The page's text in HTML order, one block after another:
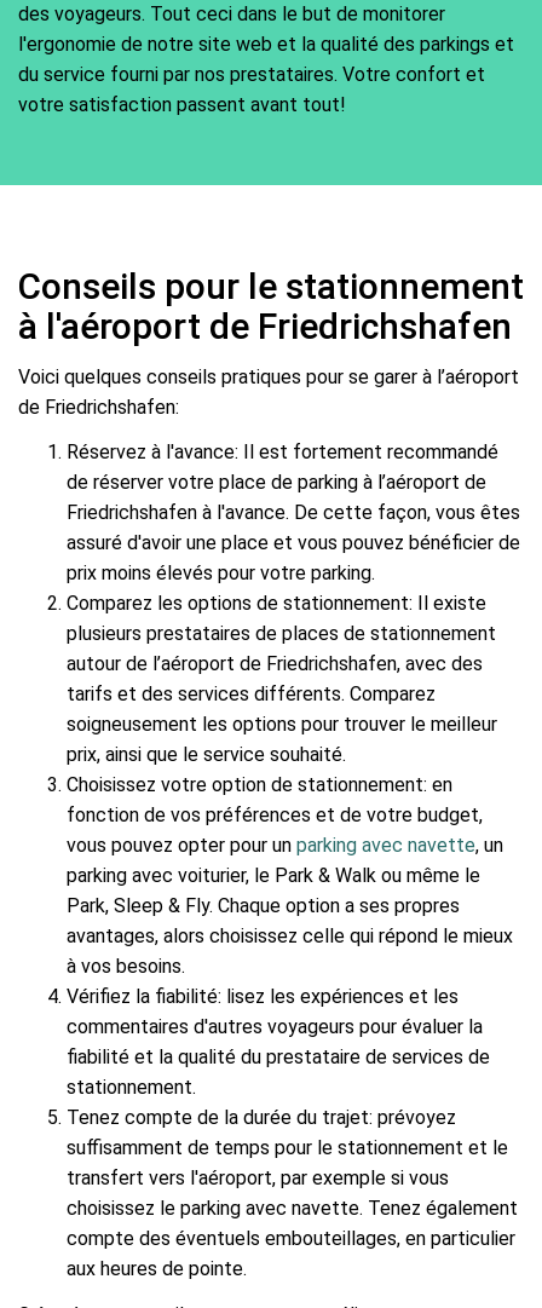
des voyageurs. Tout ceci dans le but de monitorer
l'ergonomie de notre site web et la qualité des parkings et
du service fourni par nos prestataires. Votre confort et
votre satisfaction passent avant tout!
Conseils pour le stationnement
à l'aéroport de Friedrichshafen
Voici quelques conseils pratiques pour se garer à l’aéroport
de Friedrichshafen:
Réservez à l'avance: Il est fortement recommandé
de réserver votre place de parking à l’aéroport de
Friedrichshafen à l'avance. De cette façon, vous êtes
assuré d'avoir une place et vous pouvez bénéficier de
prix moins élevés pour votre parking.
Comparez les options de stationnement: Il existe
plusieurs prestataires de places de stationnement
autour de l’aéroport de Friedrichshafen, avec des
tarifs et des services différents. Comparez
soigneusement les options pour trouver le meilleur
prix, ainsi que le service souhaité.
Choisissez votre option de stationnement: en
fonction de vos préférences et de votre budget,
vous pouvez opter pour un parking avec navette, un
parking avec voiturier, le Park & Walk ou même le
Park, Sleep & Fly. Chaque option a ses propres
avantages, alors choisissez celle qui répond le mieux
à vos besoins.
Vérifiez la fiabilité: lisez les expériences et les
commentaires d'autres voyageurs pour évaluer la
fiabilité et la qualité du prestataire de services de
stationnement.
Tenez compte de la durée du trajet: prévoyez
suffisamment de temps pour le stationnement et le
transfert vers l'aéroport, par exemple si vous
choisissez le parking avec navette. Tenez également
compte des éventuels embouteillages, en particulier
aux heures de pointe.